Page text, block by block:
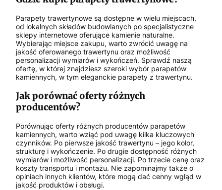
Parapety trawertynowe są dostępne w wielu miejscach,
od lokalnych składów budowlanych po specjalistyczne
sklepy internetowe oferujące kamienie naturalne.
Wybierając miejsce zakupu, warto zwrócić uwagę na
jakość oferowanego trawertynu oraz możliwość
personalizacji wymiarów i wykończeń. Sprawdź naszą
ofertę, w której znajdziesz szeroki wybór parapetów
kamiennych, w tym eleganckie parapety z trawertynu.
Jak porównać oferty różnych
producentów?
Porównując oferty różnych producentów parapetów
kamiennych, warto wziąć pod uwagę kilka kluczowych
czynników. Po pierwsze jakość trawertynu – jego kolor,
strukturę i wykończenie. Po drugie dostępność różnych
wymiarów i możliwość personalizacji. Po trzecie cenę oraz
koszty transportu i montażu. Nie zapominajmy także o
opiniach innych klientów, które mogą dać cenny wgląd w
jakość produktów i obsługi.